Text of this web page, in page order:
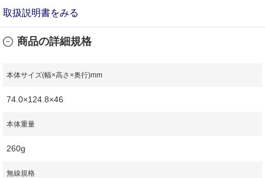
取扱説明書をみる
商品の詳細規格
本体サイズ(幅×高さ×奥行)mm
74.0×124.8×46
本体重量
260g
無線規格